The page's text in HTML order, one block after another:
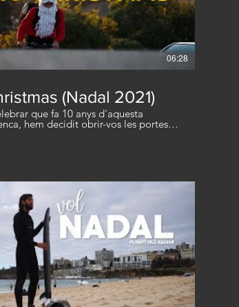
06:28
(Nadal 2021)
que fa 10 anys d'aquesta
hem decidit obrir-vos les portes
es cuina el vídeo de Nadal. Uns
we have decided to open the
how our Xmas videos get cooked.
lot of passion and a some hair loss
stress) are some of the ingredients
on the 24th of December. Enjoy
Credits: Directed and
Written by Nil & Liam
by Liam Colomer Lyrics by Nil, Martí
Mastered by Biel Colomer Art &
Dodero Graphic Design: Silvia Plà
Aina, Biel, Martí, Oriol & Mariona
& Emma Dodero, Enri on the